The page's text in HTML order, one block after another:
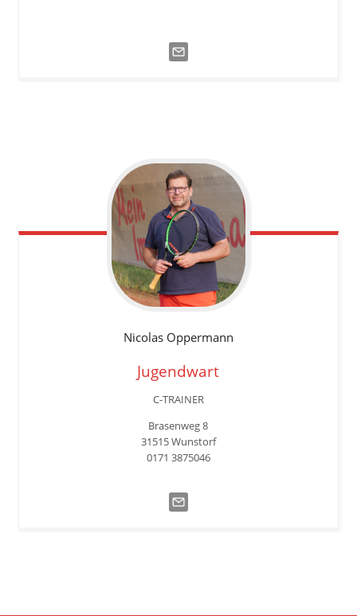
Nicolas Oppermann
Jugendwart
C-TRAINER
Brasenweg 8
31515 Wunstorf
0171 3875046